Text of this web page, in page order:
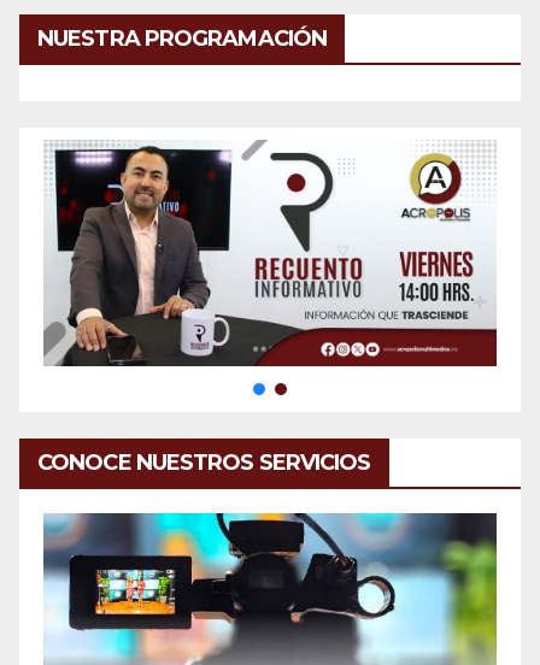
NUESTRA PROGRAMACIÓN
CONOCE NUESTROS SERVICIOS